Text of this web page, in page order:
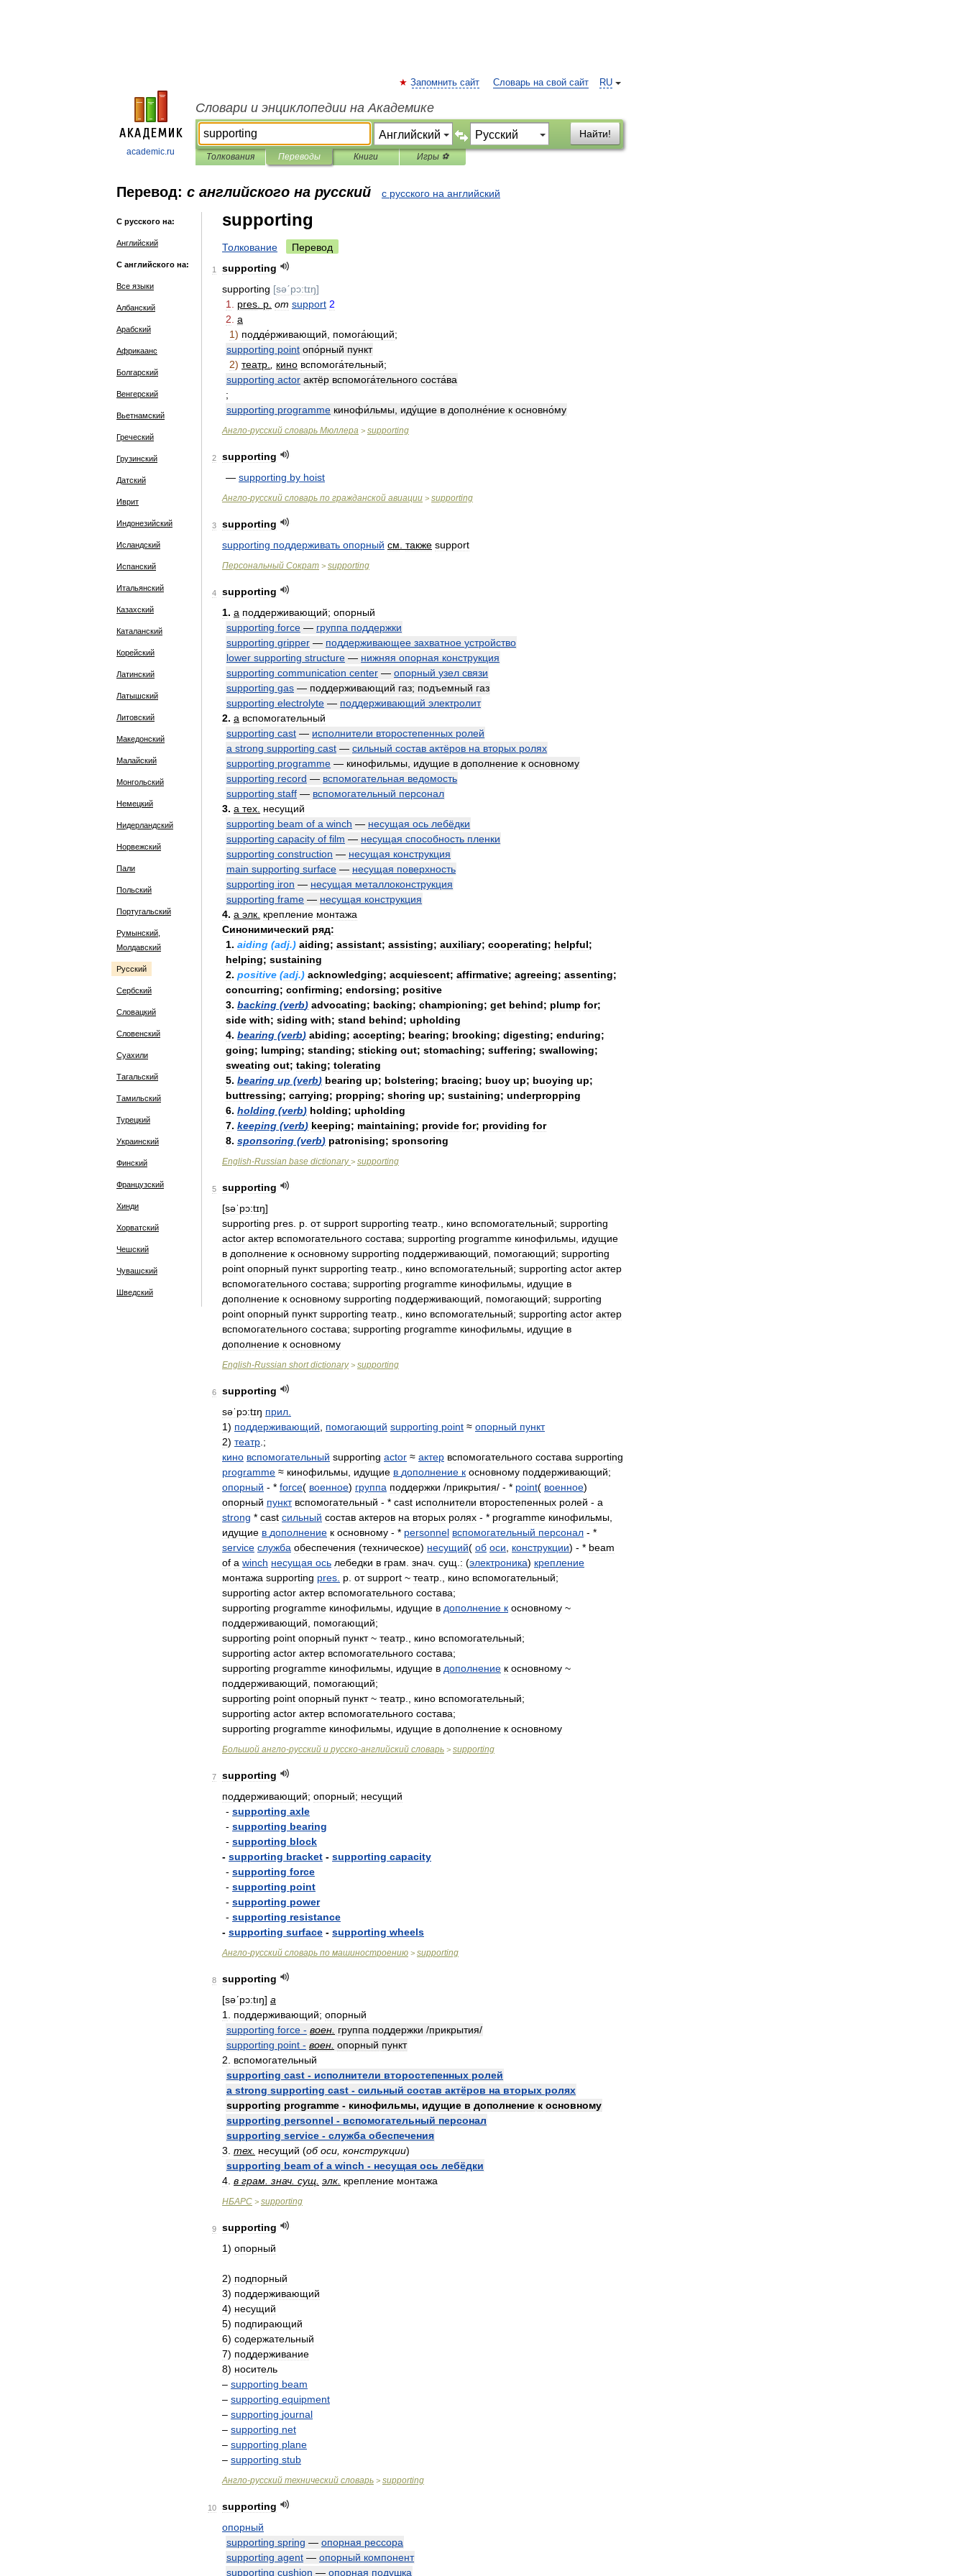
academic.ru
RU
Запомнить сайт Словарь на свой сайт
Словари и энциклопедии на Академике
Найти!
Толкования Переводы Книги Игры ⚽
Перевод: с английского на русский с русского на английский
С русского на:
Английский
С английского на:
Все языки
Албанский
Арабский
Африкаанс
Болгарский
Венгерский
Вьетнамский
Греческий
Грузинский
Датский
Иврит
Индонезийский
Исландский
Испанский
Итальянский
Казахский
Каталанский
Корейский
Латинский
Латышский
Литовский
Македонский
Малайский
Монгольский
Немецкий
Нидерландский
Норвежский
Пали
Польский
Португальский
Румынский,
Молдавский
Русский
Сербский
Словацкий
Словенский
Суахили
Тагальский
Тамильский
Турецкий
Украинский
Финский
Французский
Хинди
Хорватский
Чешский
Чувашский
Шведский
supporting
Толкование Перевод
1
supporting
supporting [səˊpɔ:tɪŋ]
1
pres p от support 2
2 a
1) подде́рживающий помога́ющий;
supporting point опо́рный пункт
2) театр кино вспомога́тельный;
supporting actor актёр вспомога́тельного соста́ва
;
supporting programme кинофи́льмы иду́щие в дополне́ние к основно́му
Англо-русский словарь Мюллера > supporting
2
supporting
— supporting by hoist
Англо-русский словарь по гражданской авиации > supporting
3
supporting
supporting поддерживать опорный см также support
Персональный Сократ > supporting
4
supporting
1. a поддерживающий; опорный
supporting force — группа поддержки
supporting gripper — поддерживающее захватное устройство
lower supporting structure — нижняя опорная конструкция
supporting communication center — опорный узел связи
supporting gas — поддерживающий газ; подъемный газ
supporting electrolyte — поддерживающий электролит
2. a вспомогательный
supporting cast — исполнители второстепенных ролей
a strong supporting cast — сильный состав актёров на вторых ролях
supporting programme — кинофильмы идущие в дополнение к основному
supporting record — вспомогательная ведомость
supporting staff — вспомогательный персонал
3. a тех несущий
supporting beam of a winch — несущая ось лебёдки
supporting capacity of film — несущая способность пленки
supporting construction — несущая конструкция
main supporting surface — несущая поверхность
supporting iron — несущая металлоконструкция
supporting frame — несущая конструкция
4. a элк крепление монтажа
Синонимический ряд:
1. aiding (adj.) aiding; assistant; assisting; auxiliary; cooperating; helpful;
helping; sustaining
2. positive (adj.) acknowledging; acquiescent; affirmative; agreeing; assenting;
concurring; confirming; endorsing; positive
3. backing (verb) advocating; backing; championing; get behind; plump for;
side with; siding with; stand behind; upholding
4. bearing (verb) abiding; accepting; bearing; brooking; digesting; enduring;
going; lumping; standing; sticking out; stomaching; suffering; swallowing;
sweating out; taking; tolerating
5. bearing up (verb) bearing up; bolstering; bracing; buoy up; buoying up;
buttressing; carrying; propping; shoring up; sustaining; underpropping
6. holding (verb) holding; upholding
7. keeping (verb) keeping; maintaining; provide for; providing for
8. sponsoring (verb) patronising; sponsoring
English-Russian base dictionary > supporting
5
supporting
[səˈpɔ:tɪŋ]
supporting pres p от support supporting театр кино вспомогательный; supporting
actor актер вспомогательного состава; supporting programme кинофильмы идущие
в дополнение к основному supporting поддерживающий помогающий; supporting
point опорный пункт supporting театр кино вспомогательный; supporting actor актер
вспомогательного состава; supporting programme кинофильмы идущие в
дополнение к основному supporting поддерживающий помогающий; supporting
point опорный пункт supporting театр кино вспомогательный; supporting actor актер
вспомогательного состава; supporting programme кинофильмы идущие в
дополнение к основному
English-Russian short dictionary> supporting
6
supporting
səˈpɔ:tɪŋ прил
1) поддерживающий помогающий supporting point ≈ опорный пункт
2) театр .;
кино вспомогательный supporting actor ≈ актер вспомогательного состава supporting
programme ≈ кинофильмы идущие в дополнение к основному поддерживающий;
опорный - * force( военное) группа поддержки /прикрытия/ - * point( военное)
опорный пункт вспомогательный - * cast исполнители второстепенных ролей - a
strong * cast сильный состав актеров на вторых ролях - * programme кинофильмы
идущие в дополнение к основному - * personnel вспомогательный персонал - *
service служба обеспечения (техническое) несущий( об оси конструкции) - * beam
of a winch несущая ось лебедки в грам знач сущ : (электроника) крепление
монтажа supporting pres p от support ~ театр кино вспомогательный;
supporting actor актер вспомогательного состава;
supporting programme кинофильмы идущие в дополнение к основному ~
поддерживающий
помогающий;
supporting point опорный пункт~ театр кино вспомогательный;
supporting actor актер вспомогательного состава;
supporting programme кинофильмы идущие в дополнение к основному ~
поддерживающий
помогающий;
supporting point опорный пункт~ театр кино вспомогательный;
supporting actor актер вспомогательного состава;
supporting programme кинофильмы идущие в дополнение к основному
Большой англо-русский и русско-английский словарь > supporting
7
supporting
поддерживающий; опорный; несущий
- supporting axle
- supporting bearing
- supporting block
- supporting bracket - supporting capacity
- supporting force
- supporting point
- supporting power
- supporting resistance
- supporting surface - supporting wheels
Англо-русский словарь по машиностроению > supporting
8
supporting
[səʹpɔ:tıŋ] a
1
поддерживающий; опорный
supporting force - воен группа поддержки /прикрытия/
supporting point - воен опорный пункт
2
вспомогательный
supporting cast - исполнители второстепенных ролей
a strong supporting cast - сильный состав актёров на вторых ролях
supporting programme - кинофильмы, идущие в дополнение к основному
supporting personnel - вспомогательный персонал
supporting service - служба обеспечения
3 тех несущий (об оси конструкции)
supporting beam of a winch - несущая ось лебёдки
4 в грам знач сущ элк крепление монтажа
НБАРС > supporting
9
supporting
1) опорный
2) подпорный
3) поддерживающий
4) несущий
5) подпирающий
6) содержательный
7) поддерживание
8) носитель
– supporting beam
– supporting equipment
– supporting journal
– supporting net
– supporting plane
– supporting stub
Англо-русский технический словарь > supporting
10
supporting
опорный
supporting spring — опорная рессора
supporting agent — опорный компонент
supporting cushion — опорная подушка